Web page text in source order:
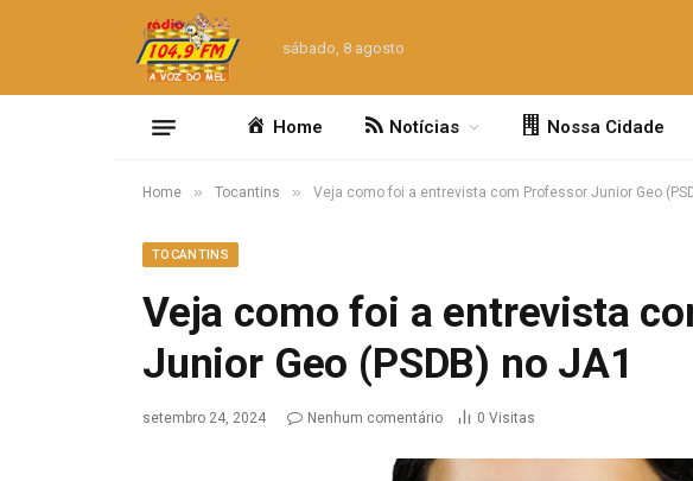
sábado, 8 agosto
Home Notícias Nossa Cidade
Home » Tocantins » Veja como foi a entrevista com Professor Junior Geo
TOCANTINS
Veja como foi a entrevista
Junior Geo (PSDB) no JA1
setembro 24, 2024 Nenhum comentário 0 Visitas